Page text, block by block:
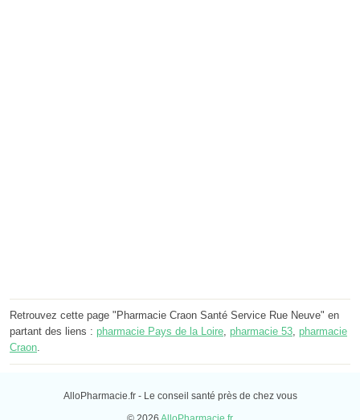
Retrouvez cette page "Pharmacie Craon Santé Service Rue Neuve" en
partant des liens : pharmacie Pays de la Loire, pharmacie 53, pharmacie
Craon.
AlloPharmacie.fr - Le conseil santé près de chez vous